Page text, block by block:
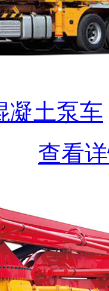
凝土泵车
查看